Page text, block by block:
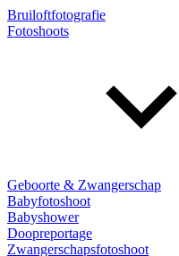
Bruiloftfotografie
Fotoshoots
Geboorte & Zwangerschap
Babyfotoshoot
Babyshower
Doopreportage
Zwangerschapsfotoshoot